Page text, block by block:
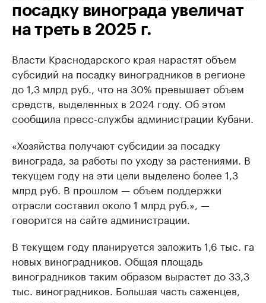
посадку винограда увеличат
на треть в 2025 г.
Власти Краснодарского края нарастят объем
субсидий на посадку виноградников в регионе
до 1,3 млрд руб., что на 30% превышает объем
средств, выделенных в 2024 году. Об этом
сообщила пресс-службы администрации Кубани.
«Хозяйства получают субсидии за посадку
винограда, за работы по уходу за растениями. В
текущем году на эти цели выделено более 1,3
млрд руб. В прошлом — объем поддержки
отрасли составил около 1 млрд руб.», —
говорится на сайте администрации.
В текущем году планируется заложить 1,6 тыс. га
новых виноградников. Общая площадь
виноградников таким образом вырастет до 33,3
тыс. виноградников. Большая часть саженцев,